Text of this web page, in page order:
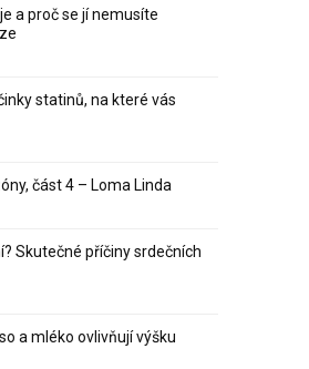
a proč se jí nemusíte
statinů, na které vás
část 4 – Loma Linda
Skutečné příčiny srdečních
a mléko ovlivňují výšku